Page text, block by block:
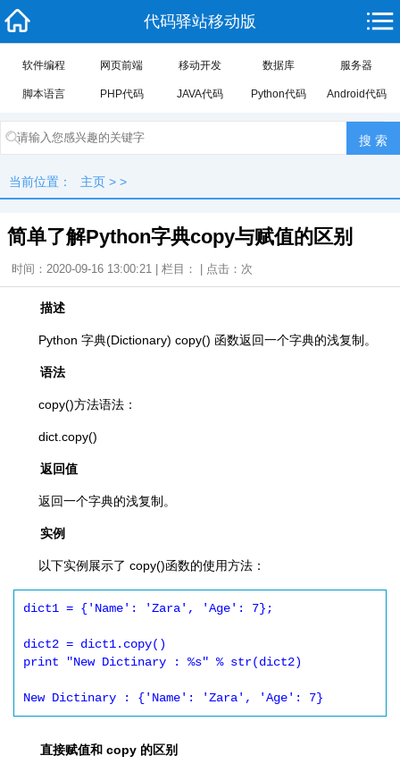
代码驿站移动版
软件编程 网页前端 移动开发 数据库 服务器
脚本语言 PHP代码 JAVA代码 Python代码 Android代码
当前位置： 主页 > >
简单了解Python字典copy与赋值的区别
时间：2020-09-16 13:00:21 | 栏目： | 点击： 次
描述
Python 字典(Dictionary) copy() 函数返回一个字典的浅复制。
语法
copy()方法语法：
dict.copy()
返回值
返回一个字典的浅复制。
实例
以下实例展示了 copy()函数的使用方法：
dict1 = {'Name': 'Zara', 'Age': 7};
dict2 = dict1.copy()
print "New Dictinary : %s" % str(dict2)
New Dictinary : {'Name': 'Zara', 'Age': 7}
直接赋值和 copy 的区别